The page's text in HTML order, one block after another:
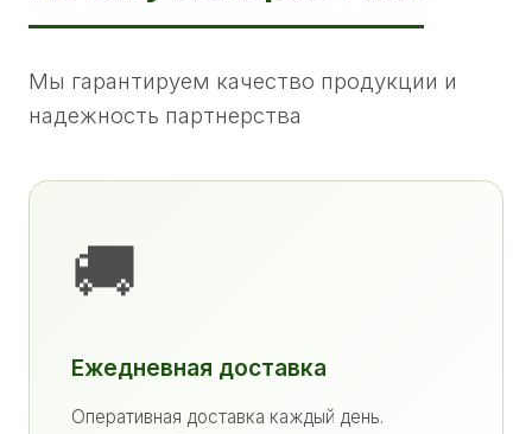
Мы гарантируем качество продукции и
надежность партнерства
🚚
Ежедневная доставка
Оперативная доставка каждый день.